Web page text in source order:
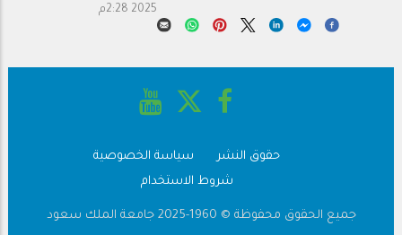
2025 2:28م
حقوق النشر
سياسة الخصوصية
شروط الاستخدام
جميع الحقوق محفوظة © 1960-2025 جامعة الملك سعود